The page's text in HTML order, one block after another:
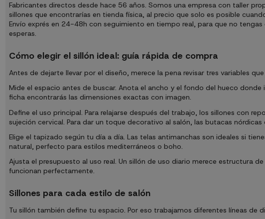
Fabricantes directos desde hace 56 años. Somos una empresa con taller
sillones que encontrarías en tienda física, al precio que solo es posible
Envío exprés en 24-48h con seguimiento en tiempo real, para que no
esperas.
Cómo elegir el sillón ideal: guía rápida de compra
Antes de dejarte llevar por el diseño, merece la pena revisar tres variables
Mide el espacio antes de buscar. Anota el ancho y el fondo del hueco
ficha encontrarás las dimensiones exactas con imagen.
Define el uso principal. Para relajarse después del trabajo, los sillones con
sujeción cervical. Para dar un toque decorativo al salón, las butacas
Elige el tapizado según tu día a día. Las telas antimanchas son ideales si
natural, perfecto para estilos mediterráneos o boho.
Ajusta el presupuesto al uso real. Un sillón de uso diario merece estructura
funcionan perfectamente.
Sillones para cada estilo de salón
Tu sillón también define tu espacio. Por eso trabajamos diferentes líneas de